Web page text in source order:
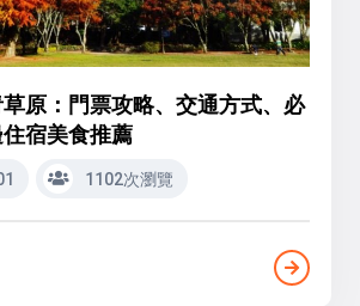
原：門票攻略、交通方式、必
宿美食推薦
1102次瀏覽